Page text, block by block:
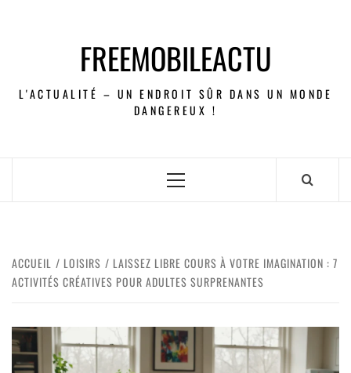
FREEMOBILEACTU
L'ACTUALITÉ – UN ENDROIT SÛR DANS UN MONDE
DANGEREUX !
ACCUEIL LOISIRS
LAISSEZ LIBRE COURS À VOTRE IMAGINATION : 7
ACTIVITÉS CRÉATIVES POUR ADULTES SURPRENANTES